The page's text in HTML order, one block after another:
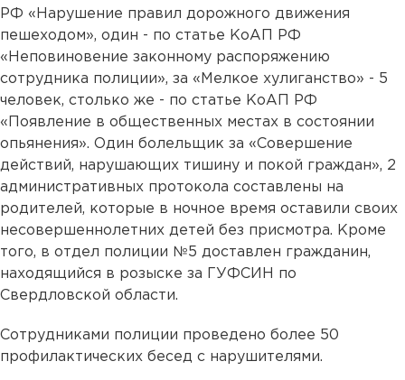
РФ «Нарушение правил дорожного движения
пешеходом», один - по статье КоАП РФ
«Неповиновение законному распоряжению
сотрудника полиции», за «Мелкое хулиганство» - 5
человек, столько же - по статье КоАП РФ
«Появление в общественных местах в состоянии
опьянения». Один болельщик за «Совершение
действий, нарушающих тишину и покой граждан», 2
административных протокола составлены на
родителей, которые в ночное время оставили своих
несовершеннолетних детей без присмотра. Кроме
того, в отдел полиции №5 доставлен гражданин,
находящийся в розыске за ГУФСИН по
Свердловской области.
Сотрудниками полиции проведено более 50
профилактических бесед с нарушителями.